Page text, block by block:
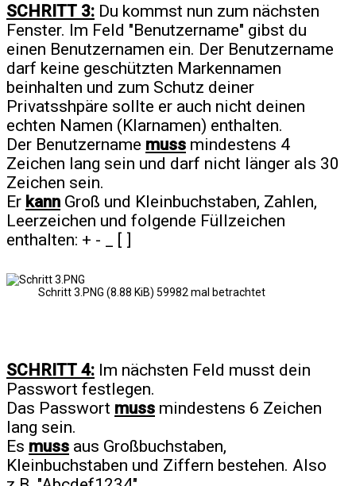
SCHRITT 3: Du kommst nun zum nächsten
Fenster. Im Feld "Benutzername" gibst du
einen Benutzernamen ein. Der Benutzername
darf keine geschützten Markennamen
beinhalten und zum Schutz deiner
Privatsshpäre sollte er auch nicht deinen
echten Namen (Klarnamen) enthalten.
Der Benutzername muss mindestens 4
Zeichen lang sein und darf nicht länger als 30
Zeichen sein.
Er kann Groß und Kleinbuchstaben, Zahlen,
Leerzeichen und folgende Füllzeichen
enthalten: + - _ [ ]
Schritt 3.PNG (8.88 KiB) 59982 mal betrachtet
SCHRITT 4: Im nächsten Feld musst dein
Passwort festlegen.
Das Passwort muss mindestens 6 Zeichen
lang sein.
Es muss aus Großbuchstaben,
Kleinbuchstaben und Ziffern bestehen. Also